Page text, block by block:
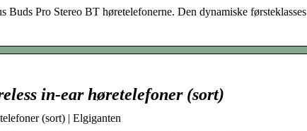
Pro Stereo BT høretelefonerne. Den dynamiske førsteklasses
in-ear høretelefoner (sort)
(sort) | Elgiganten